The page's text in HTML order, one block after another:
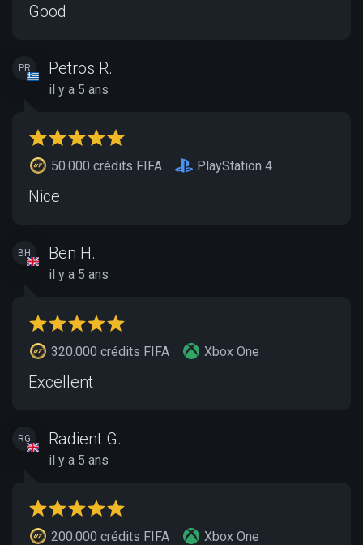
Good
PR Petros R.
il y a 5 ans
50.000 crédits FIFA PlayStation 4
Νice
BH Ben H.
il y a 5 ans
320.000 crédits FIFA Xbox One
Excellent
RG Radient G.
il y a 5 ans
200.000 crédits FIFA Xbox One